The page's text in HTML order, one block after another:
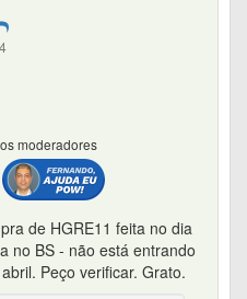
moderadores
de HGRE11 feita no dia
no BS - não está entrando
Peço verificar. Grato.